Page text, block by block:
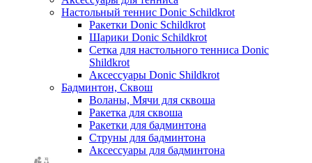
Настольный теннис Donic Schildkrot
Ракетки Donic Schildkrot
Шарики Donic Schildkrot
Сетка для настольного тенниса Donic
Shildkrot
Аксессуары Donic Shildkrot
Бадминтон, Сквош
Воланы, Мячи для сквоша
Ракетка для сквоша
Ракетки для бадминтона
Струны для бадминтона
Аксессуары для бадминтона